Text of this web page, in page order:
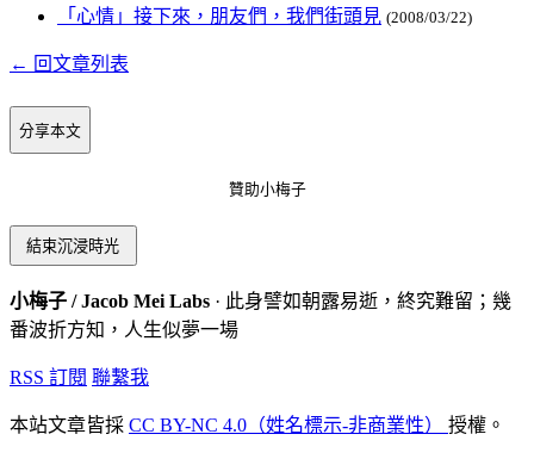
「心情」接下來，朋友們，我們街頭見 (2008/03/22)
← 回文章列表
分享本文
贊助小梅子
結束沉浸時光
小梅子 / Jacob Mei Labs · 此身譬如朝露易逝，終究難留；幾
番波折方知，人生似夢一場
RSS 訂閱 聯繫我
本站文章皆採 CC BY-NC 4.0（姓名標示-非商業性） 授權。